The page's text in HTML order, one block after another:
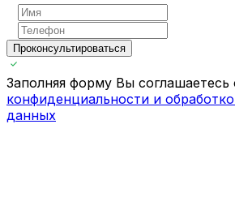
Проконсультироваться
Заполняя форму Вы соглашаетесь
конфиденциальности и
данных